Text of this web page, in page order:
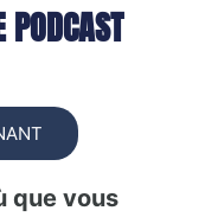
PODCAST
que vous